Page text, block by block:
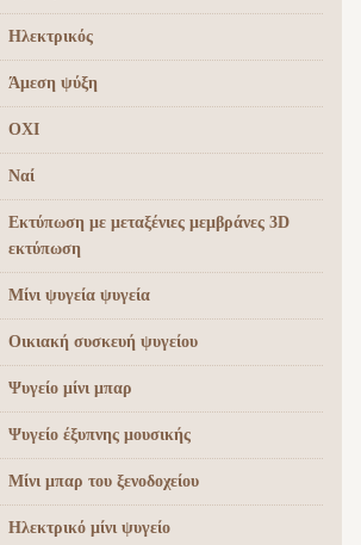
Ηλεκτρικός
Άμεση ψύξη
ΟΧΙ
Ναί
Εκτύπωση με μεταξένιες μεμβράνες 3D
εκτύπωση
Μίνι ψυγεία ψυγεία
Οικιακή συσκευή ψυγείου
Ψυγείο μίνι μπαρ
Ψυγείο έξυπνης μουσικής
Μίνι μπαρ του ξενοδοχείου
Ηλεκτρικό μίνι ψυγείο